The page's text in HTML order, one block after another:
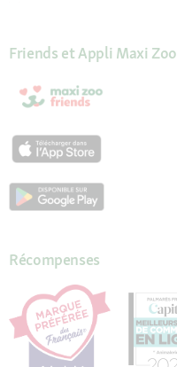
Friends et Appli Maxi Zoo
Récompenses